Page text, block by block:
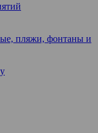
пляжи, фонтаны и